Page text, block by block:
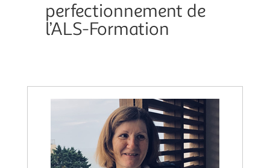
perfectionnement de
l’ALS-Formation